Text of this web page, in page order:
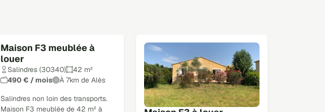
Maison F3 meublée à
louer
Salindres (30340)
42 m²
490 € / mois
À 7km de Alès
Salindres non loin des transports.
Maison F3 meublée de 42 m² à